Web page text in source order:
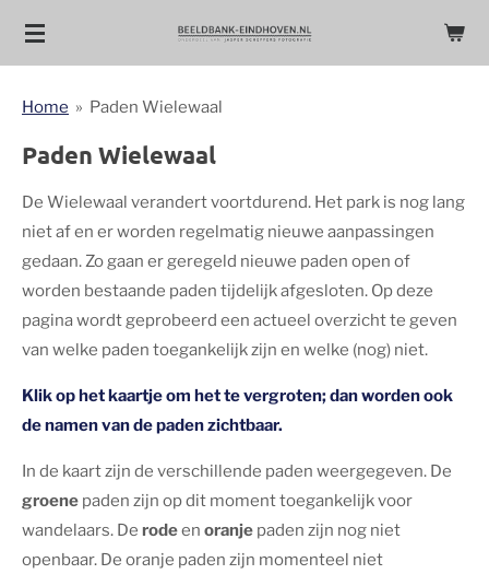
Ga
de
hoofdinhoud
Home » Paden Wielewaal
Paden Wielewaal
De Wielewaal verandert voortdurend. Het park is nog lang
niet af en er worden regelmatig nieuwe aanpassingen
gedaan. Zo gaan er geregeld nieuwe paden open of
worden bestaande paden tijdelijk afgesloten. Op deze
pagina wordt geprobeerd een actueel overzicht te geven
van welke paden toegankelijk zijn en welke (nog) niet.
Klik op het kaartje om het te vergroten; dan worden ook
de namen van de paden zichtbaar.
In de kaart zijn de verschillende paden weergegeven. De
groene paden zijn op dit moment toegankelijk voor
wandelaars. De rodeen oranje paden zijn nog niet
openbaar. De oranje paden zijn momenteel niet